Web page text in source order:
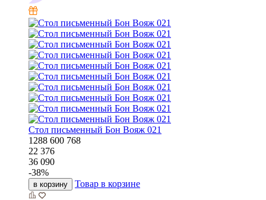
Стол письменный Бон Вояж 021
1288 600 768
22 376
36 090
-38%
в корзину Товар в корзине